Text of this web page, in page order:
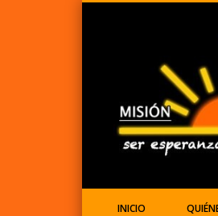
ONGD que ayuda a Perú
INICIO